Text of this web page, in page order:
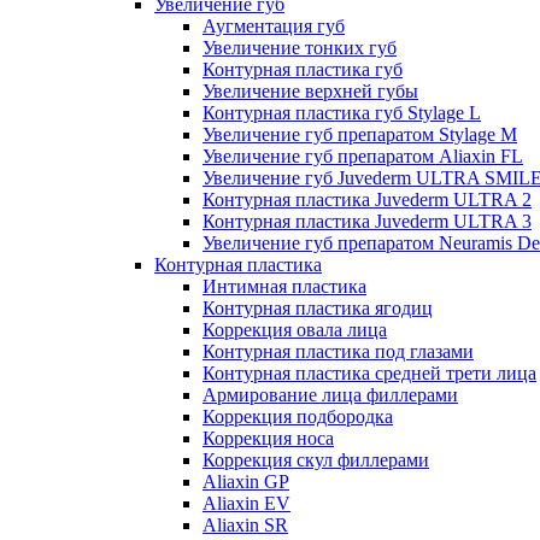
Увеличение губ
Аугментация губ
Увеличение тонких губ
Контурная пластика губ
Увеличение верхней губы
Контурная пластика губ Stylage L
Увеличение губ препаратом Stylage M
Увеличение губ препаратом Aliaxin FL
Увеличение губ Juvederm ULTRA
Контурная пластика Juvederm ULTRA 2
Контурная пластика Juvederm ULTRA 3
Увеличение губ препаратом Neuramis
Контурная пластика
Интимная пластика
Контурная пластика ягодиц
Коррекция овала лица
Контурная пластика под глазами
Контурная пластика средней трети лица
Армирование лица филлерами
Коррекция подбородка
Коррекция носа
Коррекция скул филлерами
Aliaxin GP
Aliaxin EV
Aliaxin SR